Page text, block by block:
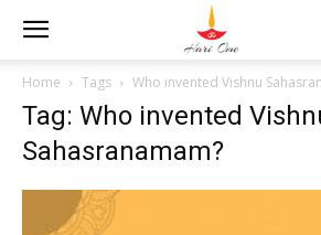
Home Tags Who invented Vishnu
Tag: Who invented
Sahasranamam?